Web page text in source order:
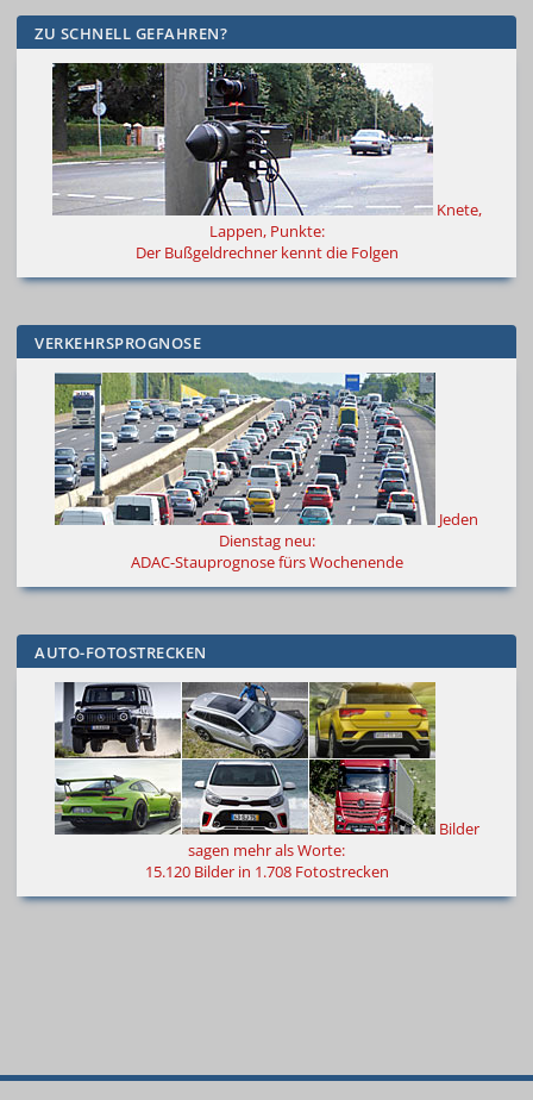
ZU SCHNELL GEFAHREN?
Knete,
Lappen, Punkte:
Der Bußgeldrechner kennt die Folgen
VERKEHRSPROGNOSE
Jeden
Dienstag neu:
ADAC-Stauprognose fürs Wochenende
AUTO-FOTOSTRECKEN
Bilder
sagen mehr als Worte:
15.120 Bilder in 1.708 Fotostrecken